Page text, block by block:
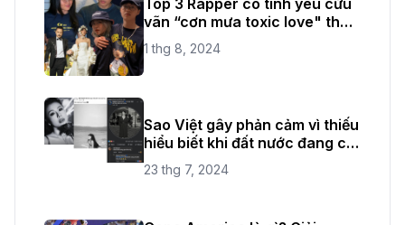
Top 3 Rapper có tình yêu cứu
vãn “cơn mưa toxic love" thời
gian vừa qua
1 thg 8, 2024
Sao Việt gây phản cảm vì thiếu
hiểu biết khi đất nước đang có
quốc tang
23 thg 7, 2024